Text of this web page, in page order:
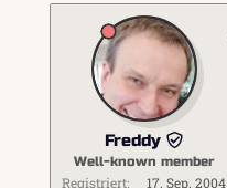
Freddy
Well-known member
Registriert
17. Sep. 2004